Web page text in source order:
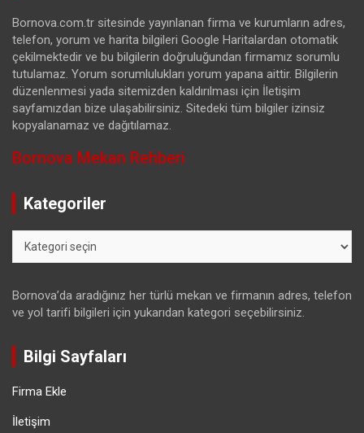
Bornova.com.tr sitesinde yayınlanan firma ve kurumların adres,
telefon, yorum ve harita bilgileri Google Haritalardan otomatik
çekilmektedir ve bu bilgilerin doğruluğundan firmamız sorumlu
tutulamaz. Yorum sorumlulukları yorum yapana aittir. Bilgilerin
düzenlenmesi yada sitemizden kaldırılması için İletişim
sayfamızdan bize ulaşabilirsiniz. Sitedeki tüm bilgiler izinsiz
kopyalanamaz ve dağıtılamaz.
Bornova Mekan Rehberi
Kategoriler
Bornova’da aradığınız her türlü mekan ve firmanın adres, telefon
ve yol tarifi bilgileri için yukarıdan kategori seçebilirsiniz.
Bilgi Sayfaları
Firma Ekle
İletişim